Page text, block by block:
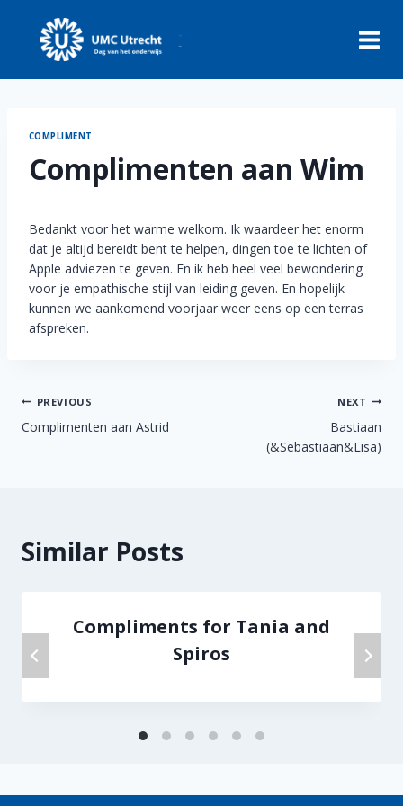
content
COMPLIMENT
Complimenten aan Wim
Bedankt voor het warme welkom. Ik waardeer het enorm
dat je altijd bereidt bent te helpen, dingen toe te lichten of
Apple adviezen te geven. En ik heb heel veel bewondering
voor je empathische stijl van leiding geven. En hopelijk
kunnen we aankomend voorjaar weer eens op een terras
afspreken.
Berichtnavigatie
PREVIOUS
Complimenten aan Astrid
NEXT
Bastiaan
(&Sebastiaan&Lisa)
Similar Posts
Compliments for Tania and
Spiros